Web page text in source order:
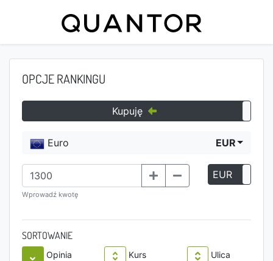
OPCJE RANKINGU
Kupuję
Euro EUR
Wprowadź kwotę
EUR
SORTOWANIE
Opinia Kurs Ulica